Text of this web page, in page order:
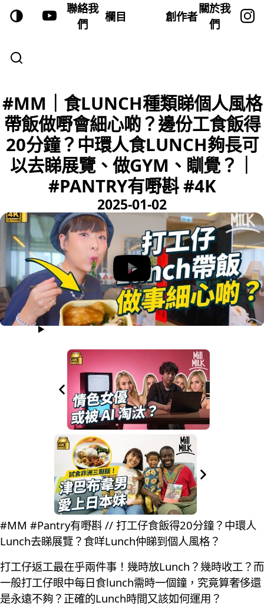
聯絡我
們
欄目 創作者
關於我
們
#MM｜食LUNCH種類睇個人風格
帶飯做嘢會細心啲？邊份工食飯得
20分鐘？中環人食LUNCH夠長可
以去睇展覽、做GYM、瞓覺？｜
#PANTRY有嘢斟 #4K
2025-01-02
#MM #Pantry有嘢斟 // 打工仔食飯得20分鐘？中環人
Lunch去睇展覽？食咩Lunch仲睇到個人風格？
打工仔返工最在乎兩件事！幾時放Lunch？幾時收工？而
一般打工仔眼中每日食lunch需時一個鐘，究竟算奢侈還
是永遠不夠？正確的Lunch時間又該如何運用？